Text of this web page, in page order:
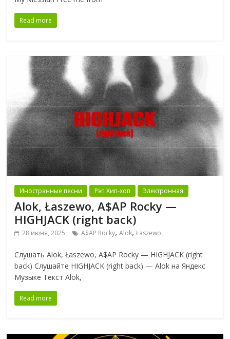
Read more
Иностранные песни Рэп Хип-хоп Электронная
Alok, Łaszewo, A$AP Rocky —
HIGHJACK (right back)
28 июня, 2025 A$AP Rocky,Alok,Łaszewo
Слушать Alok, Łaszewo, A$AP Rocky — HIGHJACK (right
back) Слушайте HIGHJACK (right back) — Alok на Яндекс
Музыке Текст Alok,
Read more